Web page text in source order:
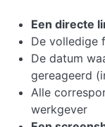
Een directe
De volledige
De datum
gereageerd
Alle
werkgever